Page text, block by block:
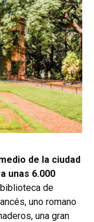
de la ciudad
unas 6.000
de
uno romano
una gran